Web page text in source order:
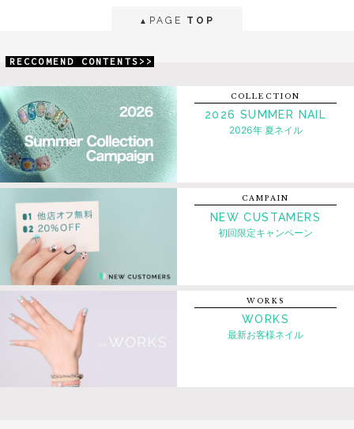
▲ PAGE TOP
RECCOMEND CONTENTS>>
COLLECTION
2026 SUMMER NAIL
2026年 夏ネイル
CAMPAIN
NEW CUSTAMERS
初回限定キャンペーン
WORKS
WORKS
最新お客様ネイル